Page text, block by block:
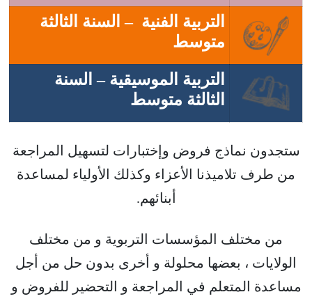
التربية الفنية – السنة الثالثة
متوسط
التربية الموسيقية – السنة
الثالثة متوسط
ستجدون نماذج فروض وإختبارات لتسهيل المراجعة
من طرف تلاميذنا الأعزاء وكذلك الأولياء لمساعدة
أبنائهم.
من مختلف المؤسسات التربوية و من مختلف
الولايات ، بعضها محلولة و أخرى بدون حل من أجل
مساعدة المتعلم في المراجعة و التحضير للفروض و